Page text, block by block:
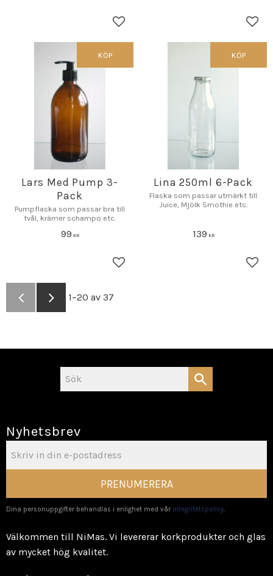
Lägg till i favoriter
Lars Med Pump 3-
Pack
Pumpflaska som passar bra till
tvål, krämer schampo etc.
99 KR
Lägg till i favoriter
KÖP
Lina 250ml 6-Pack
Flaska som passar utmärkt till
Juice, Mjölk Smothie etc.
139 KR
KÖP
1–20 av 37
Nyhetsbrev
PRENUMERERA
Dina personuppgifter behandlas i enlighet med vår integritetspolicy.
Välkommen till NiMas. Vi levererar korkprodukter och glas
av mycket hög kvalitet.